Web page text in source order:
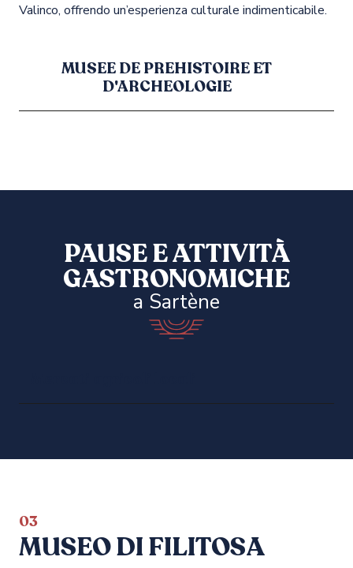
Valinco, offrendo un’esperienza culturale indimenticabile.
MUSEE DE PREHISTOIRE ET
D'ARCHEOLOGIE
PAUSE E ATTIVITÀ
GASTRONOMICHE
a Sartène
03
MUSEO DI FILITOSA